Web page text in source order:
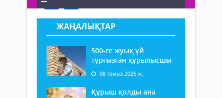
ЖАҢАЛЫҚТАР
500-ге жуық үй
тұрғызған құрылысшы
08 тамыз 2026 ж.
Құрыш қолды ана